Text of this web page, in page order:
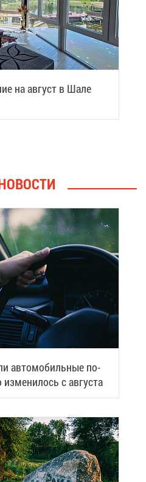
на ав­густ в Ша­ле
ав­то­мо­биль­ные по­
с ав­гу­ста